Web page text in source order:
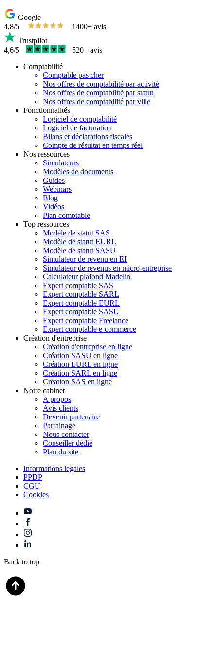
Google
4,8/5
1400+ avis
Trustpilot
4,6/5
520+ avis
Comptabilité
Comptable pas cher
Nos offres de comptabilité par activité
Nos offres de comptabilité par statut
Nos offres de comptabilité par ville
Fonctionnalités
Logiciel de comptabilité
Logiciel de facturation
Bilans et déclarations fiscales
Compte de résultat en temps réel
Nos ressources
Simulateurs
Modèles de documents
Guides
Webinars
Blog
Vidéos
Plan comptable
Top ressources
Modèle de statut SAS
Modèle de statut EURL
Modèle de statut SASU
Simulateur de revenu en EI
Simulateur de revenus en micro-entreprise
Calculateur plafond Madelin
Expert comptable SAS
Expert comptable SARL
Expert comptable EURL
Expert comptable SASU
Expert comptable Freelance
Expert comptable e-commerce
Création d'entreprise
Création d'entreprise en ligne
Création SASU en ligne
Création EURL en ligne
Création SARL en ligne
Création SAS en ligne
Notre cabinet
A propos
Avis clients
Devenir partenaire
Parrainage
Nous contacter
Conseiller dédié
Plan du site
Informations legales
PPDP
CGU
Cookies
Back to top